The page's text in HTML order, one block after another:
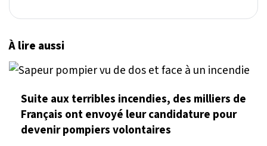
À lire aussi
Suite aux terribles incendies, des milliers de
Français ont envoyé leur candidature pour
devenir pompiers volontaires